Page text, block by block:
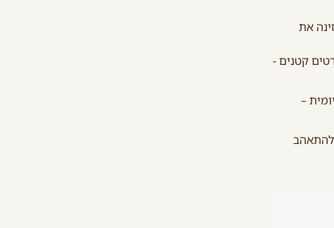
את
קטנים -
–